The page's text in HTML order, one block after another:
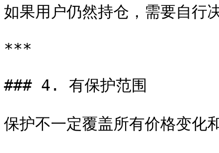
如果用户仍然持仓，需要自行
***
### 4. 有保护范围
保护不一定覆盖所有价格变化